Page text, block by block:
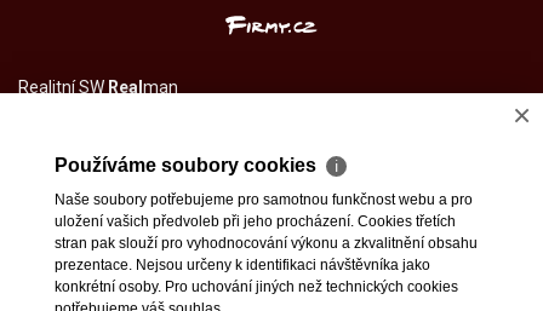
Realitní SW Real man
×
Používáme soubory cookies ℹ
Naše soubory potřebujeme pro samotnou funkčnost webu a pro
uložení vašich předvoleb při jeho procházení. Cookies třetích
stran pak slouží pro vyhodnocování výkonu a zkvalitnění obsahu
prezentace. Nejsou určeny k identifikaci návštěvníka jako
konkrétní osoby. Pro uchování jiných než technických cookies